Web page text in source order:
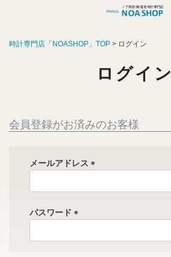
時計専門店「NOASHOP」TOP ログイン
ログイン
会員登録がお済みのお客様
メールアドレス
必
パスワード
必